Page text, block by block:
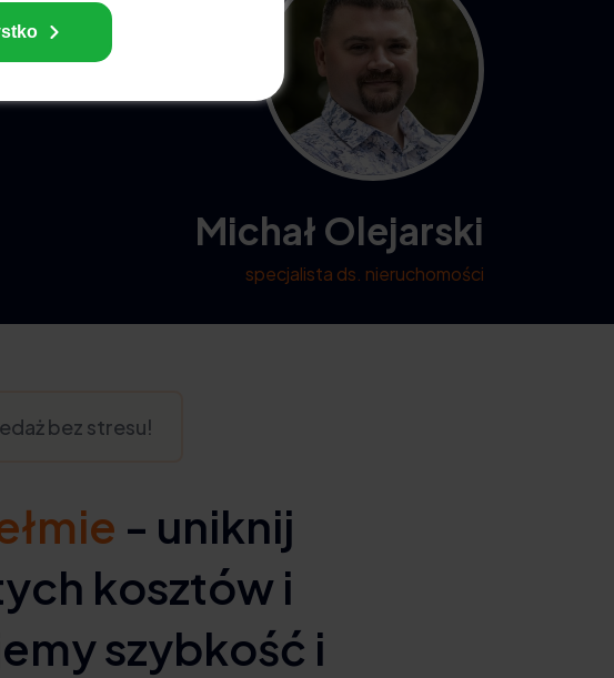
Michał Olejarski
specjalista ds. nieruchomości
- uniknij
kosztów i
szybkość i
bez stresu!